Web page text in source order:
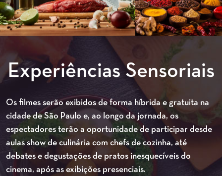
Experiências Sensoriais
Os filmes serão exibidos de forma híbrida e gratuita na
cidade de São Paulo e, ao longo da jornada, os
espectadores terão a oportunidade de participar desde
aulas show de culinária com chefs de cozinha, até
debates e degustações de pratos inesquecíveis do
cinema, após as exibições presenciais.